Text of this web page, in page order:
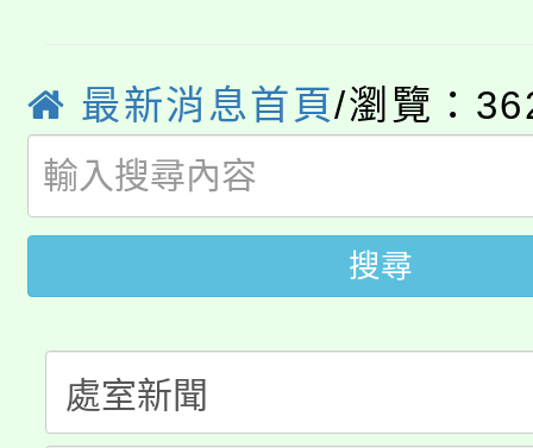
代理(課)教師甄選結果(
「2026金融保險知識
車」活動
桃園市115學年度學生
生本土語及新住民語歌
公告本校115學年度第
代理(課)教師甄選結果(
公告本校115學年度第
代理(課)教師甄選結果(
轉知中國文化大學推廣
《TA101》溝通分析基
轉知苗栗縣政府辦理
最新消息首頁/瀏覽：
搜尋